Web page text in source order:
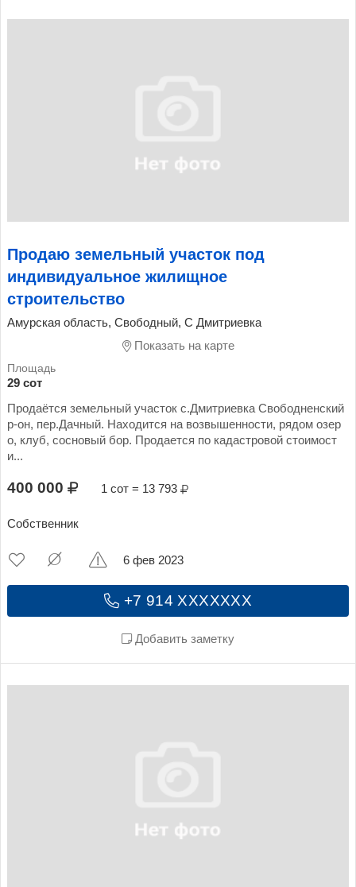
Продаю земельный участок под
индивидуальное жилищное
строительство
Амурская область, Свободный, С Дмитриевка
Показать на карте
29 сот
Продаётся земельный участок с.Дмитриевка Свободненский
р-он, пер.Дачный. Находится на возвышенности, рядом озер
о, клуб, сосновый бор. Продается по кадастровой стоимост
и...
400 000 1 сот = 13 793
Собственник
+7 914 XXXXXXX
Добавить заметку
6 фев 2023